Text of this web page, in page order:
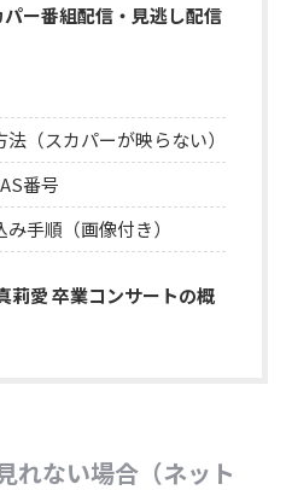
ー番組配信・見逃し配信
（スカパーが映らない）
番号
手順（画像付き）
莉愛 卒業コンサートの概
れない場合（ネット